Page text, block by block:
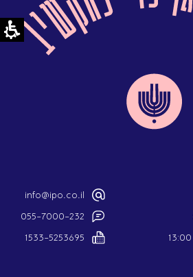
info@ipo.co.il
055-7000-232
1533-5253695